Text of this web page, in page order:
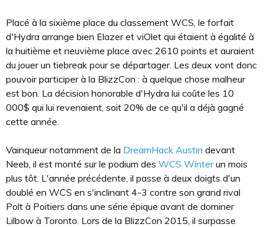
Placé à la sixième place du classement WCS, le forfait
d'Hydra arrange bien Elazer et viOlet qui étaient à égalité à
la huitième et neuvième place avec 2610 points et auraient
du jouer un tiebreak pour se départager. Les deux vont donc
pouvoir participer à la BlizzCon : à quelque chose malheur
est bon. La décision honorable d'Hydra lui coûte les 10
000$ qui lui revenaient, soit 20% de ce qu'il a déjà gagné
cette année.
Vainqueur notamment de la DreamHack Austin devant
Neeb, il est monté sur le podium des WCS Winterun mois
plus tôt. L'année précédente, il passe à deux doigts d'un
doublé en WCS en s'inclinant 4-3 contre son grand rival
Polt à Poitiers dans une série épique avant de dominer
Lilbow à Toronto. Lors de la BlizzCon 2015, il surpasse